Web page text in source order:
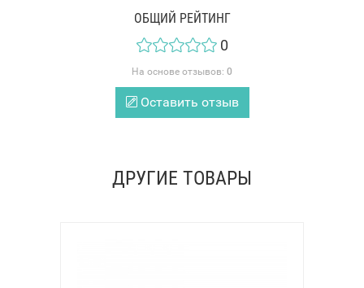
ОБЩИЙ РЕЙТИНГ
0
На основе отзывов: 0
Оставить отзыв
ДРУГИЕ ТОВАРЫ